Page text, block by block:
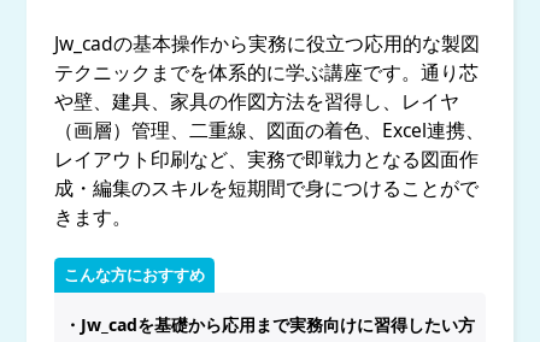
Jw_cadの基本操作から実務に役立つ応用的な製図
テクニックまでを体系的に学ぶ講座です。通り芯
や壁、建具、家具の作図方法を習得し、レイヤ
（画層）管理、二重線、図面の着色、Excel連携、
レイアウト印刷など、実務で即戦力となる図面作
成・編集のスキルを短期間で身につけることがで
きます。
こんな方におすすめ
・Jw_cadを基礎から応用まで実務向けに習得したい方